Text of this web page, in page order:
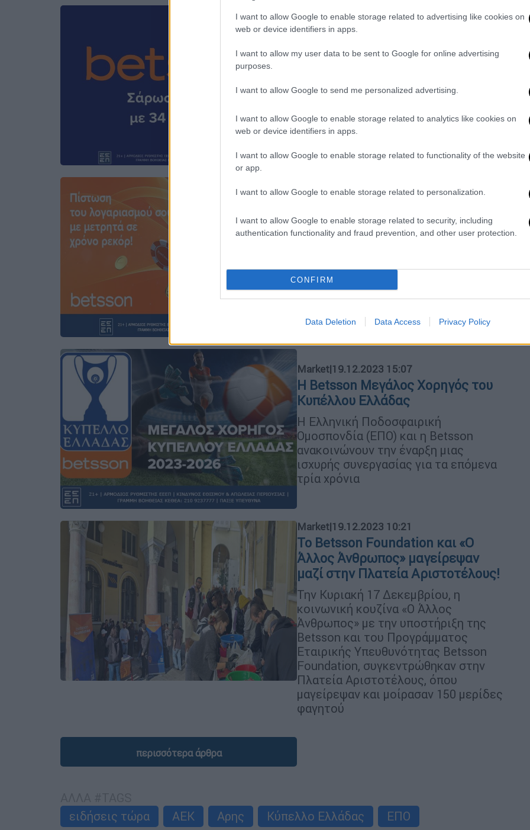
I want to allow Google to enable storage related to advertising like cookies on
web or device identifiers in apps.
I want to allow my user data to be sent to Google for online advertising
purposes.
I want to allow Google to send me personalized advertising.
I want to allow Google to enable storage related to analytics like cookies on
web or device identifiers in apps.
I want to allow Google to enable storage related to functionality of the website
or app.
I want to allow Google to enable storage related to personalization.
I want to allow Google to enable storage related to security, including
authentication functionality and fraud prevention, and other user protection.
CONFIRM
Data Deletion Data Access Privacy Policy
Η Betsson αποχαιρετά το 2023 με
Κατά τη διάρκεια του 2023, ο Όμιλος
διαφορετικές βραβεύσεις
Market|20.12.2023 16:07
OKTO.CASH: Η μέθοδος πληρωμής
με μετρητά έφτασε στην Betsson!
παίκτη με έναν αμεσότερο,
ασφαλέστερο και ευκολότερο τρόπο
Market|19.12.2023 15:07
Η Betsson Μεγάλος Χορηγός του
Κυπέλλου Ελλάδας
Η Ελληνική Ποδοσφαιρική
Ομοσπονδία (ΕΠΟ) και η Betsson
ανακοινώνουν την έναρξη μιας
ισχυρής συνεργασίας για τα επόμενα
τρία χρόνια
Market|19.12.2023 10:21
Το Betsson Foundation και «O
Άλλος Άνθρωπος» μαγείρεψαν
μαζί στην Πλατεία Αριστοτέλους!
Την Κυριακή 17 Δεκεμβρίου, η
κοινωνική κουζίνα «Ο Άλλος
Άνθρωπος» με την υποστήριξη της
Betsson και του Προγράμματος
Εταιρικής Υπευθυνότητας Betsson
Foundation, συγκεντρώθηκαν στην
Πλατεία Αριστοτέλους, όπου
μαγείρεψαν και μοίρασαν 150 μερίδες
φαγητού
περισσότερα άρθρα
ειδήσεις τώρα
ΑΕΚ Αρης Κύπελλο Ελλάδας ΕΠΟ